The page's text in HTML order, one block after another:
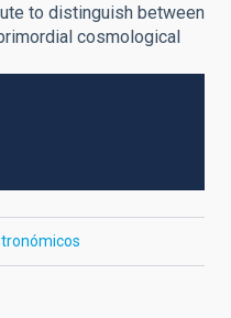
to distinguish between
cosmological